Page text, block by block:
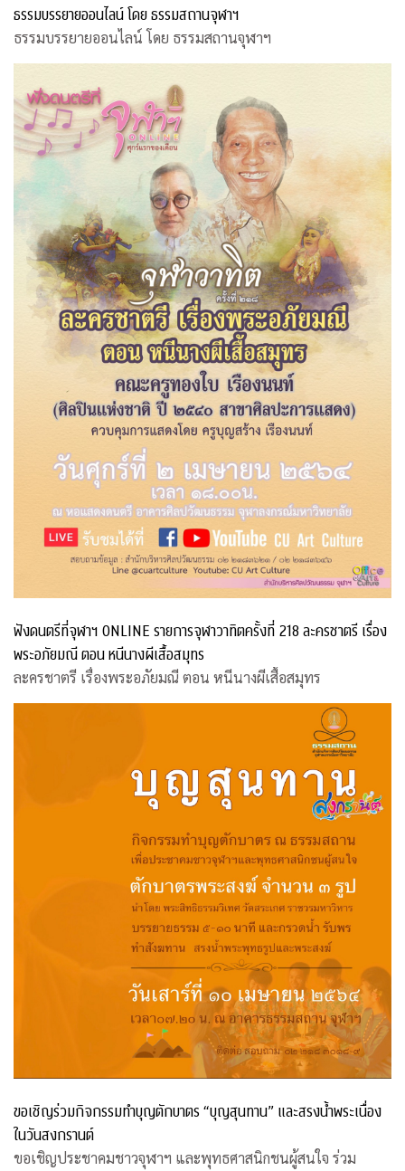
ธรรมบรรยายออนไลน์ โดย ธรรมสถานจุฬาฯ
ธรรมบรรยายออนไลน์ โดย ธรรมสถานจุฬาฯ
ฟังดนตรีที่จุฬาฯ ONLINE รายการจุฬาวาทิตครั้งที่ 218 ละครชาตรี เรื่อง
พระอภัยมณี ตอน หนีนางผีเสื้อสมุทร
ละครชาตรี เรื่องพระอภัยมณี ตอน หนีนางผีเสื้อสมุทร
ขอเชิญร่วมกิจกรรมทำบุญตักบาตร “บุญสุนทาน” และสรงน้ำพระเนื่อง
ในวันสงกรานต์
ขอเชิญประชาคมชาวจุฬาฯ และพุทธศาสนิกชนผู้สนใจ ร่วม